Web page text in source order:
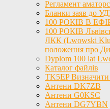
Регламент
Бланки заяв до
100 РОКІВ В
100 РОКІВ
ЛКК (Lwowski
положення про
Dyplom 100 lat
Каталог файлів
TK5EP
Антени DK7ZB
Антени G0KSC
Антени DG7YBN